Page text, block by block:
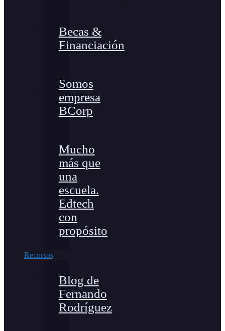
Becas &
Financiación
Somos
empresa
BCorp
Mucho
más que
una
escuela.
Edtech
con
propósito
Recursos
Blog de
Fernando
Rodríguez